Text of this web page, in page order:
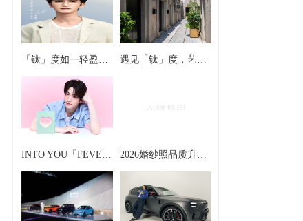
「钛」度如一轻盈演绎 Silhouette诗乐眼镜官宣朱正廷成为全球品牌「钛」度大使 遇见「钛」度，艺「镜」共生 —— Silhouette诗乐眼镜「钛」度限时体验空间轻盈启境
INTO YOU「FEVER热恋」礼盒全新上市，解锁夏日色彩美学 2026婚纱照品质升级：告白摄影以法式优势登顶，两大品牌协同发力